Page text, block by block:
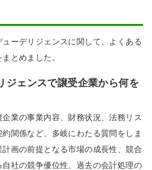
ーデリジェンスに関して、よくある
とめました。
ジェンスで譲受企業から何を
業の事業内容、財務状況、法務リス
関係など、多岐にわたる質問をしま
画の前提となる市場の成長性、競合
自社の競争優位性、過去の会計処理の